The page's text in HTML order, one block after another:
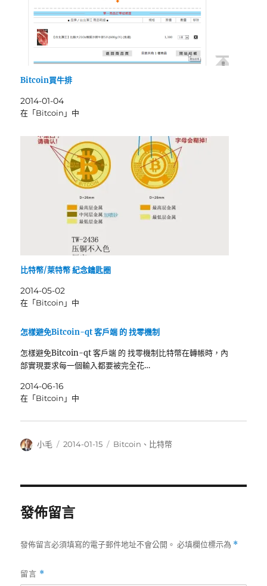
Bitcoin買牛排
2014-01-04
在「Bitcoin」中
比特幣/萊特幣 紀念鑰匙圈
2014-05-02
在「Bitcoin」中
怎樣避免Bitcoin-qt 客戶端 的 找零機制
怎樣避免Bitcoin-qt 客戶端 的 找零機制比特幣在轉帳時，內
部實現要求每一個輸入都要被完全花…
2014-06-16
在「Bitcoin」中
作
小毛
發
2014-01-15
分
Bitcoin 、 比特幣
發佈留言
發佈留言必須填寫的電子郵件地址不會公開。 必填欄位標示為 *
留言 *